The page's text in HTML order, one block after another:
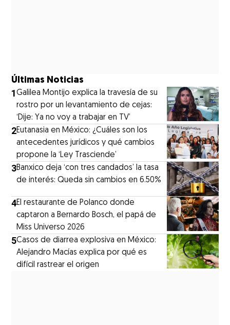
Últimas Noticias
1Galilea Montijo explica la travesía de su
rostro por un levantamiento de cejas:
‘Dije: Ya no voy a trabajar en TV’
2Eutanasia en México: ¿Cuáles son los
antecedentes jurídicos y qué cambios
propone la ‘Ley Trasciende’
3Banxico deja ‘con tres candados’ la tasa
de interés: Queda sin cambios en 6.50%
4El restaurante de Polanco donde
captaron a Bernardo Bosch, el papá de
Miss Universo 2026
5Casos de diarrea explosiva en México:
Alejandro Macías explica por qué es
difícil rastrear el origen